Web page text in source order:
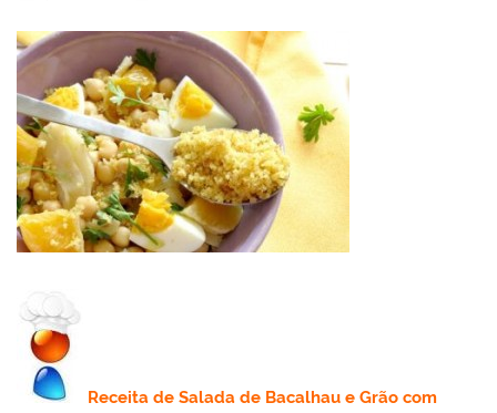
ReceitadeSalada de Bacalhau e Grão com